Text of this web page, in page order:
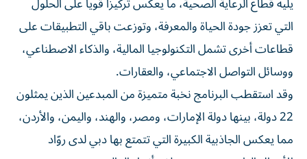
التي تعزز جودة الحياة والمعرفة، وتوزعت باقي التطبيقات على
قطاعات أخرى تشمل التكنولوجيا المالية، والذكاء الاصطناعي،
ووسائل التواصل الاجتماعي، والعقارات.
وقد استقطب البرنامج نخبة متميزة من المبدعين الذين يمثلون
22 دولة، بينها دولة الإمارات، ومصر، والهند، واليمن، والأردن،
مما يعكس الجاذبية الكبيرة التي تتمتع بها دبي لدى روّاد